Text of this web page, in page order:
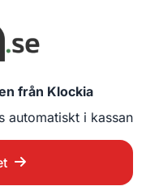
från Klockia
automatiskt i kassan